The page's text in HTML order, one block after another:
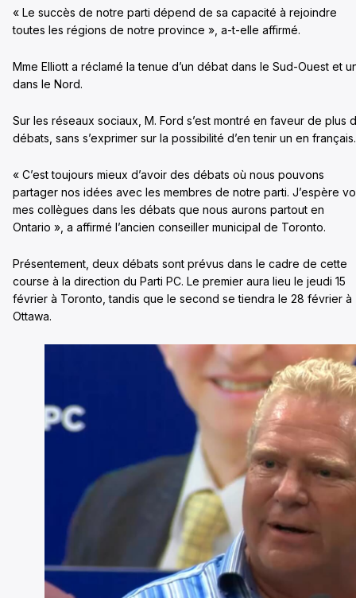
« Le succès de notre parti dépend de sa capacité à rejoindre
toutes les régions de notre province », a-t-elle affirmé.
Mme Elliott a réclamé la tenue d’un débat dans le Sud-Ouest et
dans le Nord.
Sur les réseaux sociaux, M. Ford s’est montré en faveur de plus
débats, sans s’exprimer sur la possibilité d’en tenir un en français.
« C’est toujours mieux d’avoir des débats où nous pouvons
partager nos idées avec les membres de notre parti. J’espère
mes collègues dans les débats que nous aurons partout en
Ontario », a affirmé l’ancien conseiller municipal de Toronto.
Présentement, deux débats sont prévus dans le cadre de cette
course à la direction du Parti PC. Le premier aura lieu le jeudi 15
février à Toronto, tandis que le second se tiendra le 28 février à
Ottawa.